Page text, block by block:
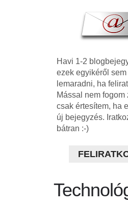
Havi 1-2
ezek egyikéről sem
lemaradni, ha
Mással nem fogom
csak értesítem, ha
új bejegyzés.
bátran :-)